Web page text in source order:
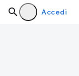
Accedi